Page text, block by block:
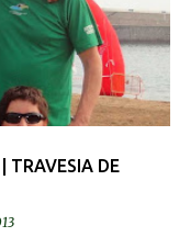
TRAVESIA DE